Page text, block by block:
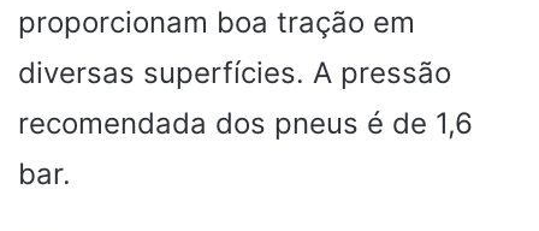
proporcionam boa tração em
diversas superfícies. A pressão
recomendada dos pneus é de 1,6
bar.